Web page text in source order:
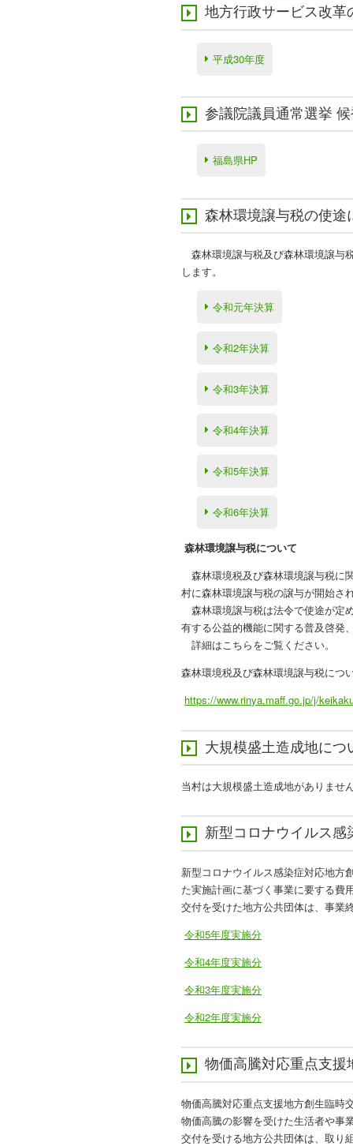
地方行政サービス改革
平成30年度
参議院議員通常選挙
福島県HP
森林環境譲与税の使途
森林環境譲与税及び森林環境譲与
します。
令和元年決算
令和2年決算
令和3年決算
令和4年決算
令和5年決算
令和6年決算
森林環境譲与税について
森林環境税及び森林環境譲与税に
村に森林環境譲与税の譲与が開始さ
森林環境譲与税は法令で使途が定
有する公益的機能に関する普及啓発
詳細はこちらをご覧ください。
森林環境税及び森林環境譲与税につ
https://www.rinya.maff.go.jp/j/
大規模盛土造成地につ
当村は大規模盛土造成地がありませ
新型コロナウイルス
新型コロナウイルス感染症対応地方
た実施計画に基づく事業に要する費
交付を受けた地方公共団体は、事業
令和5年度実施分
令和4年度実施分
令和3年度実施分
令和2年度実施分
物価高騰対応重点支
物価高騰対応重点支援地方創生臨時
物価高騰の影響を受けた生活者や事
交付を受ける地方公共団体は、取り